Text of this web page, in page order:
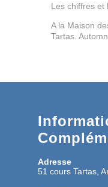
Les chiffres et
A la Maison
Tartas.
Adresse
51 cours Tartas,